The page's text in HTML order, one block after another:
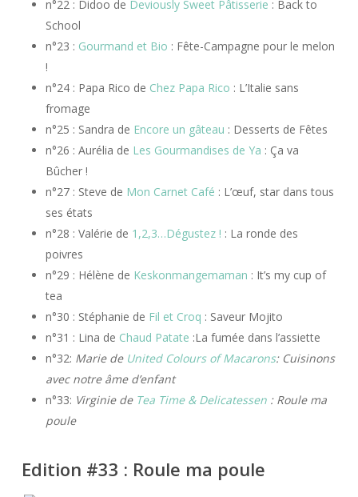
n°22 : Didoo de Deviously Sweet Pâtisserie : Back to
School
n°23 : Gourmand et Bio : Fête-Campagne pour le melon
!
n°24 : Papa Rico de Chez Papa Rico : L’Italie sans
fromage
n°25 : Sandra de Encore un gâteau : Desserts de Fêtes
n°26 : Aurélia de Les Gourmandises de Ya : Ça va
Bûcher !
n°27 : Steve de Mon Carnet Café : L’œuf, star dans tous
ses états
n°28 : Valérie de 1,2,3…Dégustez ! : La ronde des
poivres
n°29 : Hélène de Keskonmangemaman : It’s my cup of
tea
n°30 : Stéphanie de Fil et Croq : Saveur Mojito
n°31 : Lina de Chaud Patate :La fumée dans l’assiette
n°32: Marie de United Colours of Macarons: Cuisinons
avec notre âme d’enfant
n°33: Virginie de Tea Time & Delicatessen : Roule ma
poule
Edition #33 : Roule ma poule